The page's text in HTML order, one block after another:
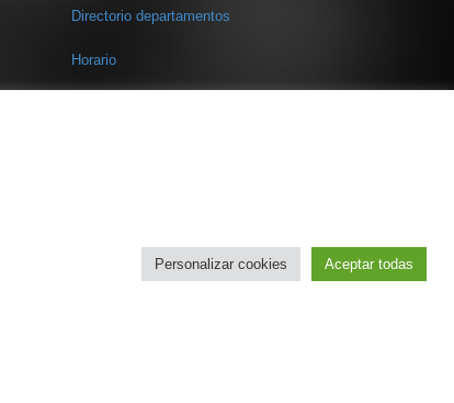
Directorio departamentos
Horario
Personalizar cookies Aceptar todas